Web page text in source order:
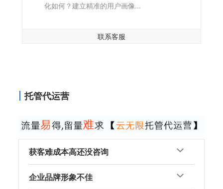
化如何？建立精准的用户画像...
联系客服
托管代运营
获客难成本高还没咨询
企业品牌形象不佳